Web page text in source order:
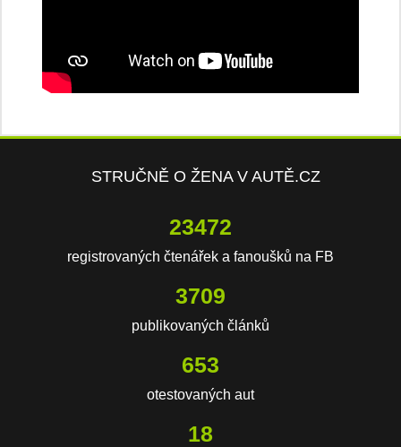
STRUČNĚ O ŽENA V AUTĚ.CZ
23472
registrovaných čtenářek a fanoušků na FB
3709
publikovaných článků
653
otestovaných aut
18